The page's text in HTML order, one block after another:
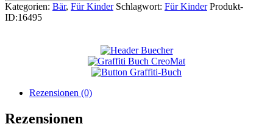
Kategorien: Bär, Für Kinder Schlagwort: Für Kinder Produkt-
ID:16495
Rezensionen (0)
Rezensionen